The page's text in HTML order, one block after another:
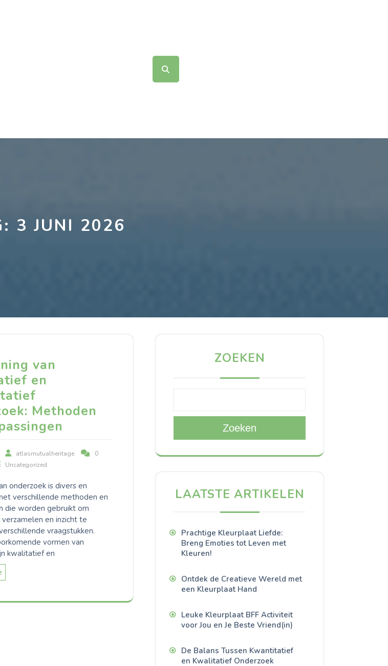
3 JUNI 2026
van
en
Methoden
atlasmutualheritage
0
Uncategorized
onderzoek is divers en
verschillende methoden en
die worden gebruikt om
en inzicht te
vraagstukken.
vormen van
kwalitatief en
ZOEKEN
Zoeken
LAATSTE ARTIKELEN
Prachtige Kleurplaat Liefde:
Breng Emoties tot Leven met
Kleuren!
Ontdek de Creatieve Wereld met
een Kleurplaat Hand
Leuke Kleurplaat BFF Activiteit
voor Jou en Je Beste Vriend(in)
De Balans Tussen Kwantitatief
en Kwalitatief Onderzoek